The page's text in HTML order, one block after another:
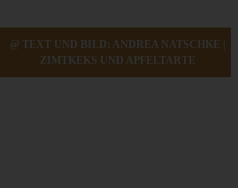
@ TEXT UND BILD: ANDREA NATSCHKE |
ZIMTKEKS UND APFELTARTE